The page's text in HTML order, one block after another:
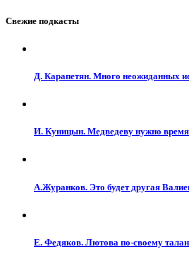
Свежие подкасты
Д. Карапетян. Много неожиданных
И. Куницын. Медведеву нужно время
А.Журанков. Это будет другая
Е. Федяков. Лютова по-своему